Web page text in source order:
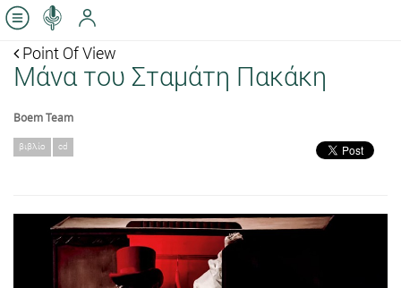
Point Of View
Μάνα του Σταμάτη Πακάκη
Boem Team
βιβλίο cd
Previous